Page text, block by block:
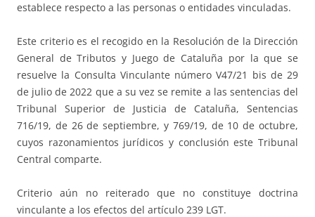
establece respecto a las personas o entidades vinculadas.
Este criterio es el recogido en la Resolución de la Dirección
General de Tributos y Juego de Cataluña por la que se
resuelve la Consulta Vinculante número V47/21 bis de 29
de julio de 2022 que a su vez se remite a las sentencias del
Tribunal Superior de Justicia de Cataluña, Sentencias
716/19, de 26 de septiembre, y 769/19, de 10 de octubre,
cuyos razonamientos jurídicos y conclusión este Tribunal
Central comparte.
Criterio aún no reiterado que no constituye doctrina
vinculante a los efectos del artículo 239 LGT.